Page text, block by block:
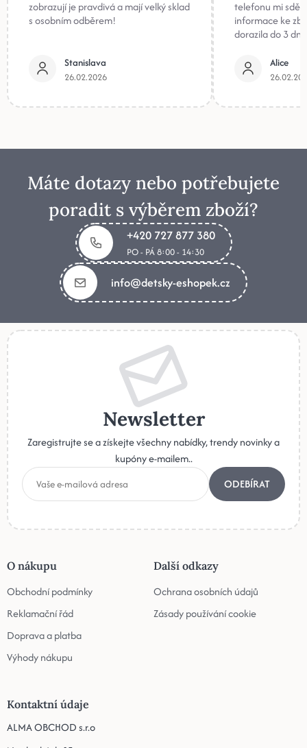
zobrazují je pravdivá a mají velký sklad
s osobním odběrem!
Stanislava
26.02.2026
telefonu mi
informace ke
dorazila do 3
Alice
Máte dotazy nebo potřebujete
poradit s výběrem zboží?
+420 727 877 380
PO - PÁ 8:00 - 14:30
info@detsky-eshopek.cz
Newsletter
Zaregistrujte se a získejte všechny nabídky, trendy novinky a
kupóny e-mailem..
ODEBÍRAT
O nákupu
Obchodní podmínky
Reklamační řád
Doprava a platba
Výhody nákupu
Další odkazy
Ochrana osobních údajů
Zásady používání cookie
Kontaktní údaje
ALMA OBCHOD s.r.o